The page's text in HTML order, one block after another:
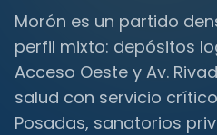
Morón es un partido
perfil mixto: depósitos
Acceso Oeste y Av.
salud con servicio
Posadas, sanatorios